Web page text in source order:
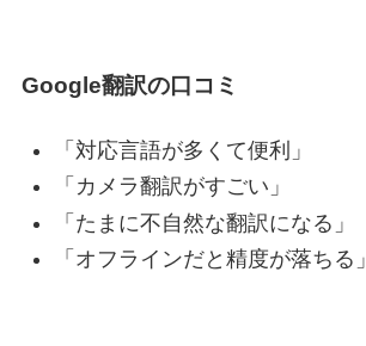
Google翻訳の口コミ
「対応言語が多くて便利」
「カメラ翻訳がすごい」
「たまに不自然な翻訳になる」
「オフラインだと精度が落ちる」